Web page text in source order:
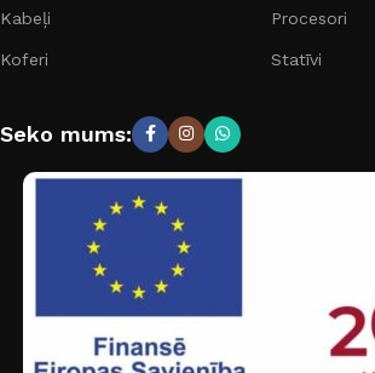
Kabeļi
Koferi
Procesori
Statīvi
Seko mums: